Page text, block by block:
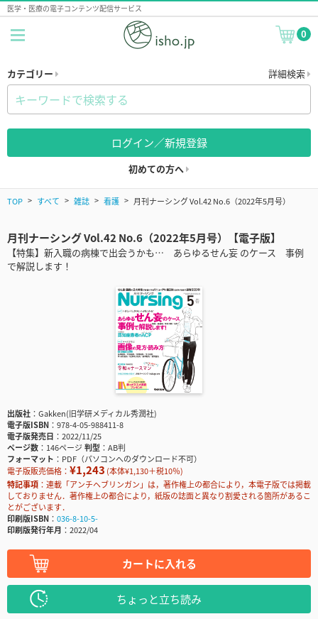
医学・医療の電子コンテンツ配信サービス
0
カテゴリー 詳細検索
ログイン／新規登録
初めての方へ
TOP すべて 雑誌 看護 月刊ナーシング Vol.42 No.6（2022年5月号）
月刊ナーシング Vol.42 No.6（2022年5月号）【電子版】
【特集】新入職の病棟で出会うかも… あらゆるせん妄 のケース 事例
で解説します！
出版社
Gakken(旧学研メディカル秀潤社)
電子版ISBN
978-4-05-988411-8
電子版発売日
2022/11/25
ページ数
146ページ判型
AB判
フォーマット
PDF（パソコンへのダウンロード不可）
電子版販売価格： ¥1,243 (本体¥1,130＋税10％)
特記事項
連載「アンチヘブリンガン」は，著作権上の都合により，本電子版では掲載
しておりません．著作権上の都合により，紙版の誌面と異なり割愛される箇所があるこ
とがございます．
印刷版ISBN
036-8-10-5-
印刷版発行年月
2022/04
カートに入れる
ちょっと立ち読み